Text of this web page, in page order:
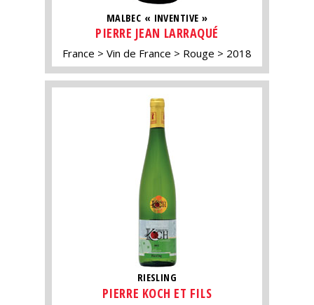
MALBEC « INVENTIVE »
PIERRE JEAN LARRAQUÉ
France Vin de France Rouge 2018
RIESLING
PIERRE KOCH ET FILS